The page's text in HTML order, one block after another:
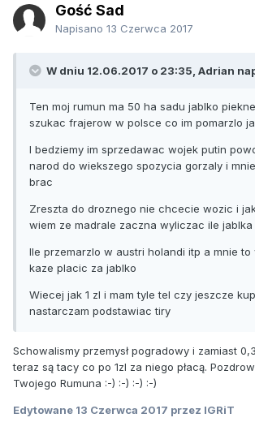
Gość Sad
Napisano 13 Czerwca 2017
W dniu 12.06.2017 o 23:35, Adrian
Ten moj rumun ma 50 ha sadu jablko
szukac frajerow w polsce co im pomarzlo
I bedziemy im sprzedawac wojek putin
narod do wiekszego spozycia gorzaly i
brac
Zreszta do droznego nie chcecie wozic i
wiem ze madrale zaczna wyliczac ile jablka
Ile przemarzlo w austri holandi itp a mnie to
kaze placic za jablko
Wiecej jak 1 zl i mam tyle tel czy jeszcze
nastarczam podstawiac tiry
Schowalismy przemysł pogradowy i zamiast
teraz są tacy co po 1zl za niego płacą.
Twojego Rumuna :-) :-) :-) :-)
Edytowane 13 Czerwca 2017 przez IGRiT